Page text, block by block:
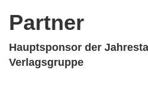
Partner
Hauptsponsor der
Verlagsgruppe